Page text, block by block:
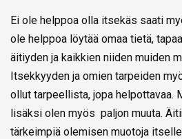
Ei ole helppoa olla itsekäs saati
ole helppoa löytää omaa tietä,
äitiyden ja kaikkien niiden muiden
Itsekkyyden ja omien tarpeiden
ollut tarpeellista, jopa helpottavaa.
lisäksi olen myös paljon muuta.
tärkeimpiä olemisen muotoja